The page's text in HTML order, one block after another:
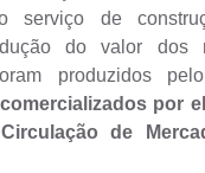
serviço de
do valor dos
produzidos
comercializados por
de